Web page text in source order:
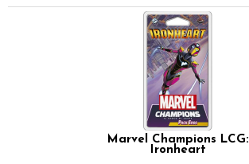
Marvel Champions LCG:
Ironheart